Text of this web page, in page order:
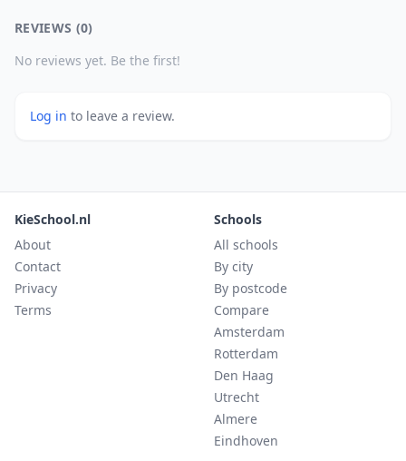
REVIEWS (0)
No reviews yet. Be the first!
Log in to leave a review.
KieSchool.nl
About
Contact
Privacy
Terms
Schools
All schools
By city
By postcode
Compare
Amsterdam
Rotterdam
Den Haag
Utrecht
Almere
Eindhoven